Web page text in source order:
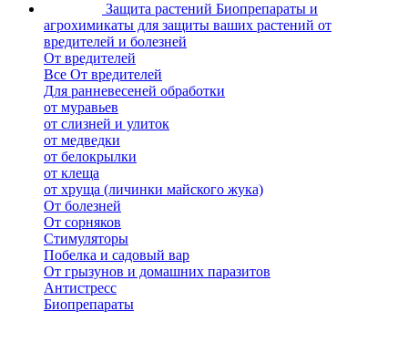
Защита растений Биопрепараты и
агрохимикаты для защиты ваших растений от
вредителей и болезней
От вредителей
Все От вредителей
Для ранневесеней обработки
от муравьев
от слизней и улиток
от медведки
от белокрылки
от клеща
от хруща (личинки майского жука)
От болезней
От сорняков
Стимуляторы
Побелка и садовый вар
От грызунов и домашних паразитов
Антистресс
Биопрепараты